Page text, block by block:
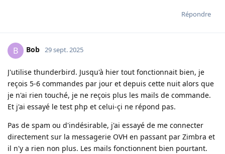
Répondre
B Bob 29 sept. 2025
J'utilise thunderbird. Jusqu'à hier tout fonctionnait bien, je
reçois 5-6 commandes par jour et depuis cette nuit alors que
je n'ai rien touché, je ne reçois plus les mails de commande.
Et j'ai essayé le test php et celui-çi ne répond pas.
Pas de spam ou d'indésirable, j'ai essayé de me connecter
directement sur la messagerie OVH en passant par Zimbra et
il n'y a rien non plus. Les mails fonctionnent bien pourtant.